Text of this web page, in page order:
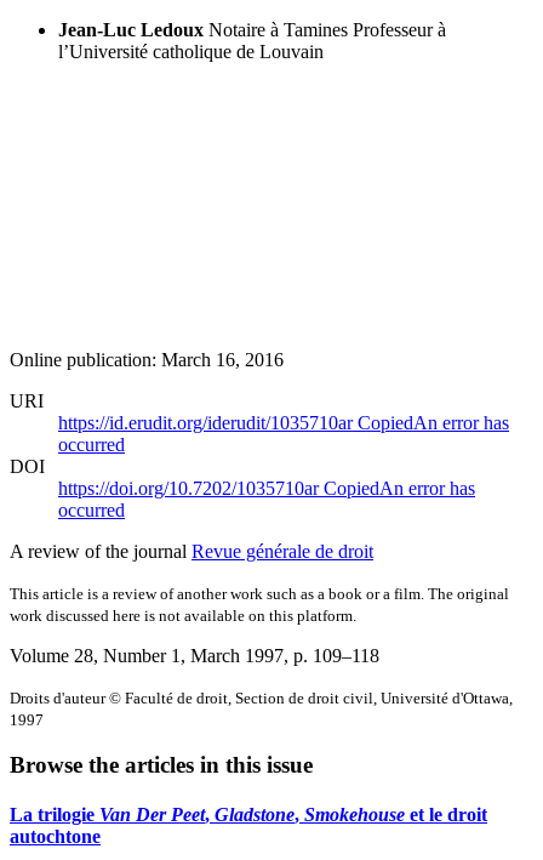
Jean-Luc Ledoux Notaire à Tamines Professeur à
l’Université catholique de Louvain
Online publication: March 16, 2016
URI
https://id.erudit.org/iderudit/1035710arCopiedAn error has
occurred
DOI
https://doi.org/10.7202/1035710arCopiedAn error has
occurred
A review of the journal Revue générale de droit
This article is a review of another work such as a book or a film. The original
work discussed here is not available on this platform.
Volume 28, Number 1, March 1997, p. 109–118
Droits d'auteur © Faculté de droit, Section de droit civil, Université d'Ottawa,
1997
Browse the articles in this issue
La trilogie Van Der Peet, Gladstone, Smokehouse et le droit
autochtone